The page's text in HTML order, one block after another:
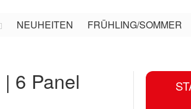
NEUHEITEN FRÜHLING/SOMMER
6 Panel